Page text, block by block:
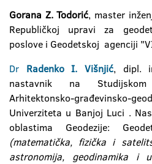
Gorana Z. Todorić, master
Republičkoj upravi za
poslove i Geodetskoj agenciji
Dr Radenko I. Višnjić, dipl.
nastavnik na Studijskom
Arhitektonsko-
Univerziteta u Banjoj Luci .
oblastima Geodezije:
(matematička, fizička i
astronomija, geodinamika i